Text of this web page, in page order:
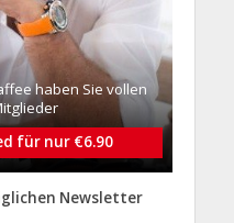
haben Sie vollen
für nur €6.90
Newsletter